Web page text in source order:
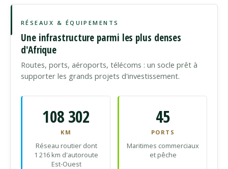
RÉSEAUX & ÉQUIPEMENTS
Une infrastructure parmi les plus denses
d'Afrique
Routes, ports, aéroports, télécoms : un socle prêt à
supporter les grands projets d'investissement.
108 302
KM
Réseau routier dont
1 216 km d'autoroute
Est-Ouest
45
PORTS
Maritimes commerciaux
et pêche